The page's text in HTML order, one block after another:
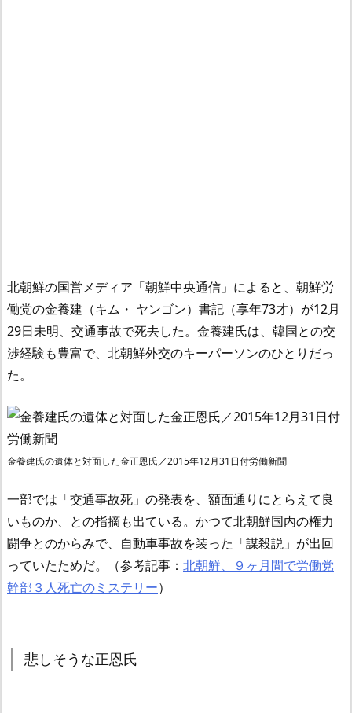
北朝鮮の国営メディア「朝鮮中央通信」によると、朝鮮労
働党の金養建（キム・ ヤンゴン）書記（享年73才）が12月
29日未明、交通事故で死去した。金養建氏は、韓国との交
渉経験も豊富で、北朝鮮外交のキーパーソンのひとりだっ
た。
金養建氏の遺体と対面した金正恩氏／2015年12月31日付労働新聞
一部では「交通事故死」の発表を、額面通りにとらえて良
いものか、との指摘も出ている。かつて北朝鮮国内の権力
闘争とのからみで、自動車事故を装った「謀殺説」が出回
っていたためだ。（参考記事： 北朝鮮、９ヶ月間で労働党
幹部３人死亡のミステリー）
悲しそうな正恩氏